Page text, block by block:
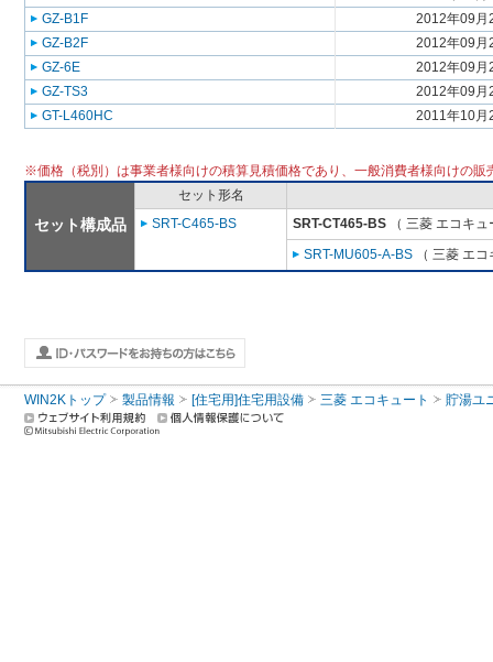
GZ-B1F
2012年09月
GZ-B2F
2012年09月
GZ-6E
2012年09月
GZ-TS3
2012年09月
GT-L460HC
2011年10月
※価格（税別）は事業者様向けの積算見積価格であり、一般消費者様向けの販
セット構成品
セット形名
SRT-C465-BS
SRT-CT465-BS （ 三菱 エコキ
SRT-MU605-A-BS （ 三菱 エ
WIN2Kトップ 製品情報 [住宅用]住宅用設備 三菱 エコキュート 貯湯ユ